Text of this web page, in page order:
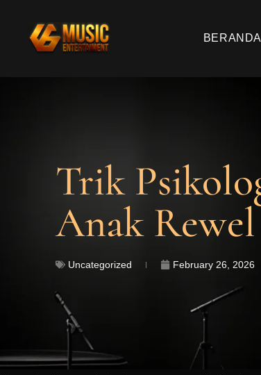
BERANDA
Trik
Anak
Uncategorized February 26, 2026